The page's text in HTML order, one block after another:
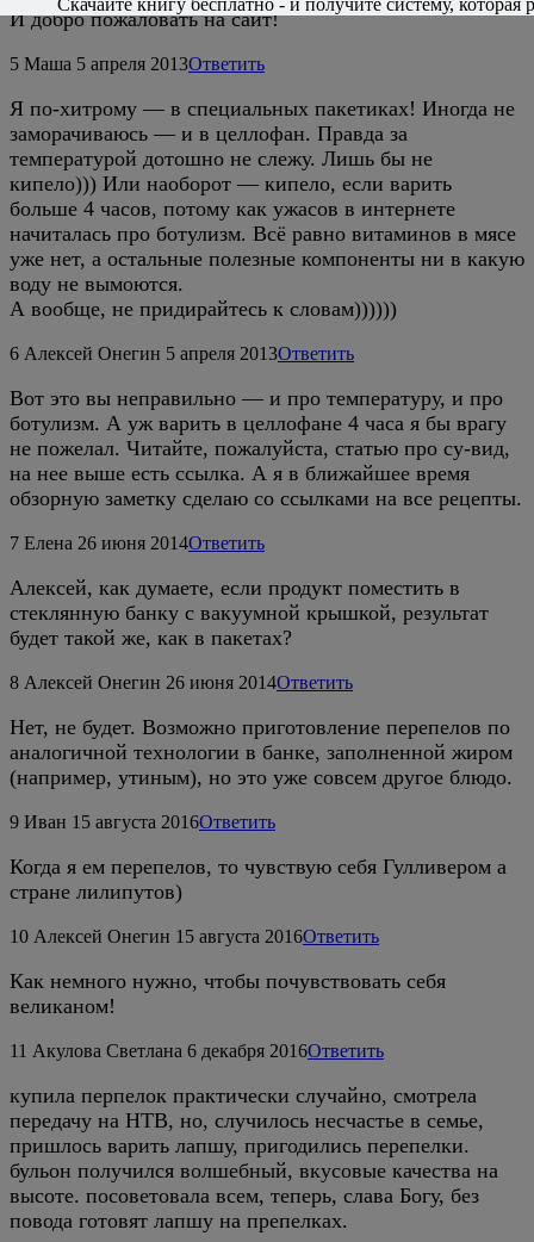
И добро пожаловать на сайт!
5 Маша 5 апреля 2013Ответить
Я по-хитрому — в специальных пакетиках! Иногда не
заморачиваюсь — и в целлофан. Правда за
температурой дотошно не слежу. Лишь бы не
кипело))) Или наоборот — кипело, если варить
больше 4 часов, потому как ужасов в интернете
начиталась про ботулизм. Всё равно витаминов в мясе
уже нет, а остальные полезные компоненты ни в какую
воду не вымоются.
А вообще, не придирайтесь к словам))))))
6 Алексей Онегин 5 апреля 2013Ответить
Вот это вы неправильно — и про температуру, и про
ботулизм. А уж варить в целлофане 4 часа я бы врагу
не пожелал. Читайте, пожалуйста, статью про су-вид,
на нее выше есть ссылка. А я в ближайшее время
обзорную заметку сделаю со ссылками на все рецепты.
7 Елена 26 июня 2014Ответить
Алексей, как думаете, если продукт поместить в
стеклянную банку с вакуумной крышкой, результат
будет такой же, как в пакетах?
8 Алексей Онегин 26 июня 2014Ответить
Нет, не будет. Возможно приготовление перепелов по
аналогичной технологии в банке, заполненной жиром
(например, утиным), но это уже совсем другое блюдо.
9 Иван 15 августа 2016Ответить
Когда я ем перепелов, то чувствую себя Гулливером а
стране лилипутов)
10 Алексей Онегин 15 августа 2016Ответить
Как немного нужно, чтобы почувствовать себя
великаном!
11 Акулова Светлана 6 декабря 2016Ответить
купила перпелок практически случайно, смотрела
передачу на НТВ, но, случилось несчастье в семье,
пришлось варить лапшу, пригодились перепелки.
бульон получился волшебный, вкусовые качества на
высоте. посоветовала всем, теперь, слава Богу, без
повода готовят лапшу на препелках.
Скачайте книгу бесплатно - и получите систему, которая